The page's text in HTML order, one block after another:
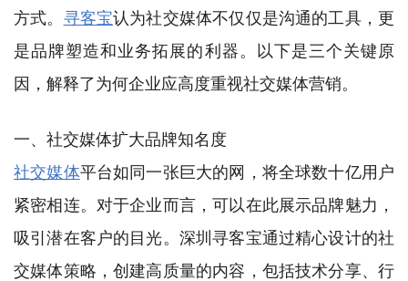
方式。 寻客宝认为社交媒体不仅仅是沟通的工具，更
是品牌塑造和业务拓展的利器。以下是三个关键原
因，解释了为何企业应高度重视社交媒体营销。
一、社交媒体扩大品牌知名度
社交媒体平台如同一张巨大的网，将全球数十亿用户
紧密相连。对于企业而言，可以在此展示品牌魅力，
吸引潜在客户的目光。深圳寻客宝通过精心设计的社
交媒体策略，创建高质量的内容，包括技术分享、行